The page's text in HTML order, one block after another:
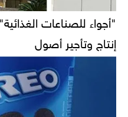
"أجواء للصناعات
إنتاج وتأجير أصول